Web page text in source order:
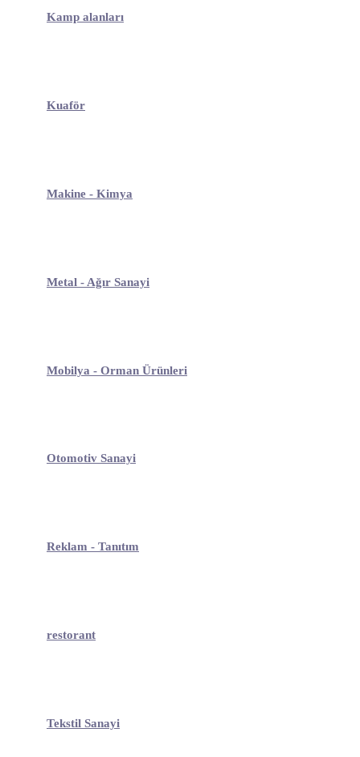
Kamp alanları
Kuaför
Makine - Kimya
Metal - Ağır Sanayi
Mobilya - Orman Ürünleri
Otomotiv Sanayi
Reklam - Tanıtım
restorant
Tekstil Sanayi